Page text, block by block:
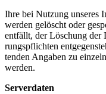
Ihre bei Nutzung unseres
werden gelöscht oder
entfällt, der Löschung
rungs­pflichten
tenden Angaben zu
werden.
Server­daten